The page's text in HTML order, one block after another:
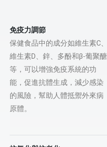
免疫力調節
保健食品中的成分如維生素C、
維生素D、鋅、多酚和β-葡聚醣
等，可以增強免疫系統的功
能，促進抗體生成，減少感染
的風險，幫助人體抵禦外來病
原體。